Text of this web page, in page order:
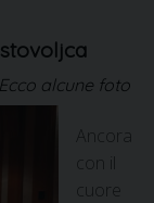
alcune foto
Ancora
con il
cuore